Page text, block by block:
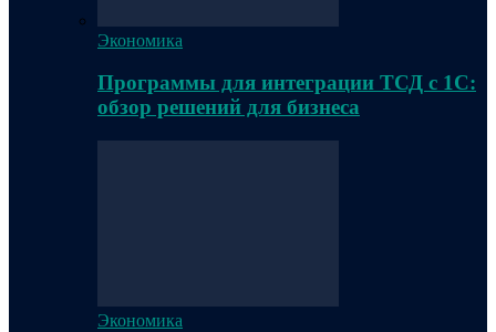
Экономика
Программы для интеграции ТСД с 1С:
обзор решений для бизнеса
Экономика